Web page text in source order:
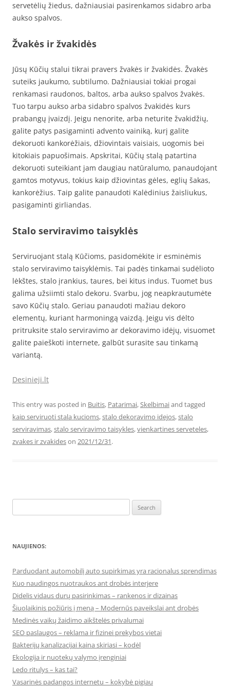
servetėlių žiedus, dažniausiai pasirenkamos sidabro arba
aukso spalvos.
Žvakės ir žvakidės
Jūsų Kūčių stalui tikrai pravers žvakės ir žvakidės. Žvakės
suteiks jaukumo, subtilumo. Dažniausiai tokiai progai
renkamasi raudonos, baltos, arba aukso spalvos žvakės.
Tuo tarpu aukso arba sidabro spalvos žvakidės kurs
prabangų įvaizdį. Jeigu nenorite, arba neturite žvakidžių,
galite patys pasigaminti advento vainiką, kurį galite
dekoruoti kankorėžiais, džiovintais vaisiais, uogomis bei
kitokiais papuošimais. Apskritai, Kūčių stalą patartina
dekoruoti suteikiant jam daugiau natūralumo, panaudojant
gamtos motyvus, tokius kaip džiovintas gėles, eglių šakas,
kankorėžius. Taip galite panaudoti Kalėdinius žaisliukus,
pasigaminti girliandas.
Stalo serviravimo taisyklės
Serviruojant stalą Kūčioms, pasidomėkite ir esminėmis
stalo serviravimo taisyklėmis. Tai padės tinkamai sudėlioto
lėkštes, stalo įrankius, taures, bei kitus indus. Tuomet bus
galima užsiimti stalo dekoru. Svarbu, jog neapkrautumėte
savo Kūčių stalo. Geriau panaudoti mažiau dekoro
elementų, kuriant harmoningą vaizdą. Jeigu vis dėlto
pritruksite stalo serviravimo ar dekoravimo idėjų, visuomet
galite paieškoti internete, galbūt surasite sau tinkamą
variantą.
Desinieji.lt
This entry was posted in Buitis, Patarimai,Skelbimaiand tagged
kaip serviruoti stala kucioms,stalo dekoravimo idejos,stalo
serviravimas,stalo serviravimo taisykles,vienkartines serveteles,
zvakes ir zvakideson 2021/12/31.
for:
NAUJIENOS:
Parduodant automobilį auto supirkimas yra racionalus sprendimas
Kuo naudingos nuotraukos ant drobės interjere
Didelis vidaus durų pasirinkimas – rankenos ir dizainas
Šiuolaikinis požiūris į meną – Modernūs paveikslai ant drobės
Medinės vaikų žaidimo aikštelės privalumai
SEO paslaugos – reklama ir fizinei prekybos vietai
Bakterijų kanalizacijai kaina skiriasi – kodėl
Ekologija ir nuotekų valymo įrenginiai
Ledo ritulys – kas tai?
Vasarinės padangos internetu – kokybė pigiau